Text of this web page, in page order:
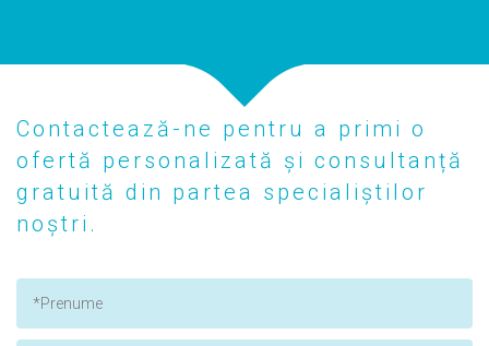
Contactează-ne pentru a primi o
ofertă personalizată și consultanță
gratuită din partea specialiștilor
noștri.